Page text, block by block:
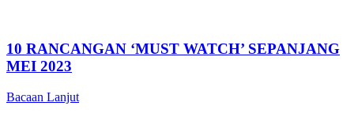
10 RANCANGAN ‘MUST WATCH’ SEPANJANG
MEI 2023
Bacaan Lanjut